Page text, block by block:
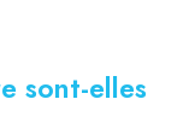
sont-elles